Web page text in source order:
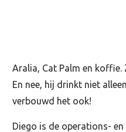
Aralia, Cat Palm en koffie.
En nee, hij drinkt niet
verbouwd het ook!
Diego is de operations-